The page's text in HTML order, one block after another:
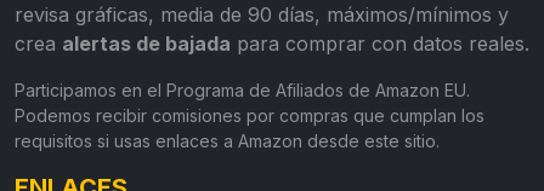
revisa gráficas, media de 90 días, máximos/mínimos y
crea alertas de bajada para comprar con datos reales.
Participamos en el Programa de Afiliados de Amazon EU.
Podemos recibir comisiones por compras que cumplan los
requisitos si usas enlaces a Amazon desde este sitio.